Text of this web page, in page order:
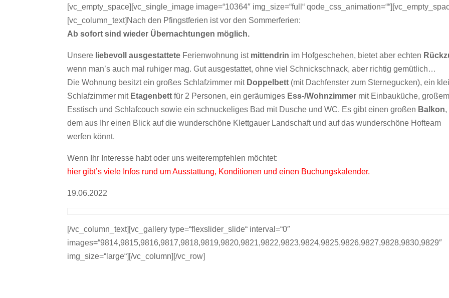
[vc_empty_space][vc_single_image image=“10364″ img_size=“full“
[vc_column_text]Nach den Pfingstferien ist vor den Sommerferien:
Ab sofort sind wieder Übernachtungen möglich.
Unsere liebevoll ausgestattete Ferienwohnung ist mittendrin im Hofgeschehen, bietet aber echten
wenn man’s auch mal ruhiger mag. Gut ausgestattet, ohne viel Schnickschnack, aber richtig gemütlich…
Die Wohnung besitzt ein großes Schlafzimmer mit Doppelbett (mit Dachfenster zum Sternegucken), ein
Schlafzimmer mit Etagenbett für 2 Personen, ein geräumiges Ess-/Wohnzimmer mit Einbauküche, großem
Esstisch und Schlafcouch sowie ein schnuckeliges Bad mit Dusche und WC. Es gibt einen großen Balkon,
dem aus Ihr einen Blick auf die wunderschöne Klettgauer Landschaft und auf das wunderschöne Hofteam
werfen könnt.
Wenn Ihr Interesse habt oder uns weiterempfehlen möchtet:
hier gibt’s viele Infos rund um Ausstattung, Konditionen und einen Buchungskalender.
19.06.2022
[/vc_column_text][vc_gallery type=“flexslider_slide“ interval=“0″
images=“9814,9815,9816,9817,9818,9819,9820,9821,9822,9823,9824,9825,9826,9827,9828,9830,9829″
img_size=“large“][/vc_column][/vc_row]